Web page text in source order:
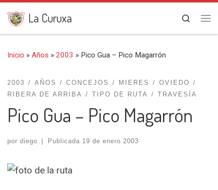
Saltar al contenido
La Curuxa
Search
Inicio » Años » 2003 » Pico Gua – Pico Magarrón
2003 AÑOS CONCEJOS MIERES
OVIEDO
RIBERA DE ARRIBA
TIPO DE RUTA TRAVESÍA
Pico Gua – Pico Magarrón
por diego Publicada 19 de enero 2003